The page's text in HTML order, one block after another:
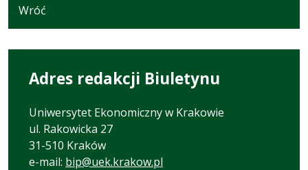
Wróć
Adres redakcji Biuletynu
Uniwersytet Ekonomiczny w Krakowie
ul. Rakowicka 27
31-510 Kraków
e-mail: bip@uek.krakow.pl